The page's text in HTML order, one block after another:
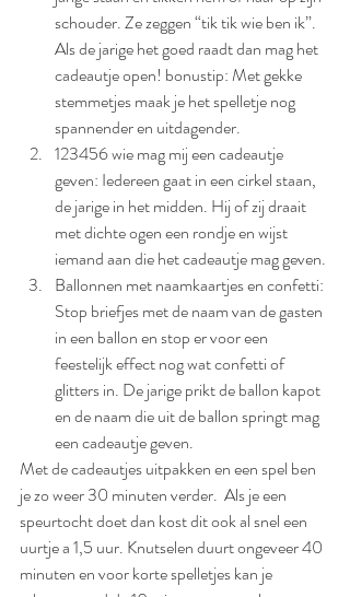
schouder. Ze zeggen “tik tik wie ben ik”.
Als de jarige het goed raadt dan mag het
cadeautje open! bonustip: Met gekke
stemmetjes maak je het spelletje nog
spannender en uitdagender.
123456 wie mag mij een cadeautje
geven: Iedereen gaat in een cirkel staan,
de jarige in het midden. Hij of zij draait
met dichte ogen een rondje en wijst
iemand aan die het cadeautje mag geven.
Ballonnen met naamkaartjes en confetti:
Stop briefjes met de naam van de gasten
in een ballon en stop er voor een
feestelijk effect nog wat confetti of
glitters in. De jarige prikt de ballon kapot
en de naam die uit de ballon springt mag
een cadeautje geven.
Met de cadeautjes uitpakken en een spel ben
je zo weer 30 minuten verder.  Als je een
speurtocht doet dan kost dit ook al snel een
uurtje a 1,5 uur. Knutselen duurt ongeveer 40
minuten en voor korte spelletjes kan je